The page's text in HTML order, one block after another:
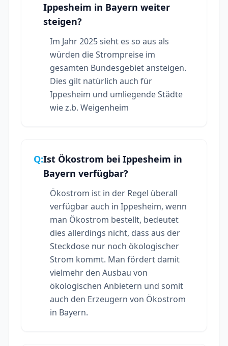
Ippesheim in Bayern weiter
steigen?
Im Jahr 2025 sieht es so aus als
würden die Strompreise im
gesamten Bundesgebiet ansteigen.
Dies gilt natürlich auch für
Ippesheim und umliegende Städte
wie z.b. Weigenheim
Q:Ist Ökostrom bei Ippesheim in
Bayern verfügbar?
Ökostrom ist in der Regel überall
verfügbar auch in Ippesheim, wenn
man Ökostrom bestellt, bedeutet
dies allerdings nicht, dass aus der
Steckdose nur noch ökologischer
Strom kommt. Man fördert damit
vielmehr den Ausbau von
ökologischen Anbietern und somit
auch den Erzeugern von Ökostrom
in Bayern.